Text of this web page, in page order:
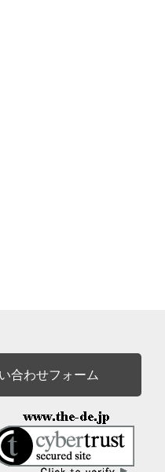
合わせフォーム